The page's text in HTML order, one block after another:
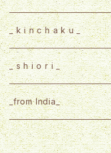
vintage ribbon
from India ribbon
kurumi
_ k i n c h a k u _
BLACK & WHITE
Ballet colletion
Asian taste
_ s h i o r i _
_from India_